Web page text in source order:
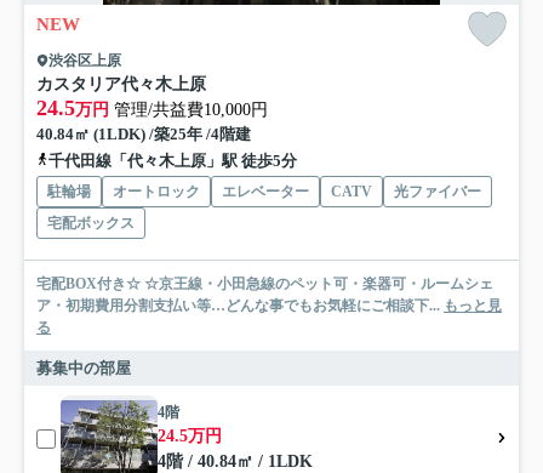
NEW
渋谷区上原
カスタリア代々木上原
24.5万円 管理/共益費10,000円
40.84㎡ (1LDK) /築25年 /4階建
千代田線「代々木上原」駅 徒歩5分
駐輪場 オートロック エレベーター CATV
光ファイバー
宅配ボックス
宅配BOX付き☆ ☆京王線・小田急線のペット可・楽器可・ルームシェ
ア・初期費用分割支払い等…どんな事でもお気軽にご相談下... もっと見
る
募集中の部屋
4階
24.5万円
4階 / 40.84㎡ / 1LDK